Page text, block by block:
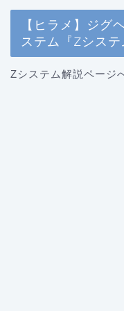
【ヒラメ】ジグ
ステム『Zシステ
Zシステム解説ページ